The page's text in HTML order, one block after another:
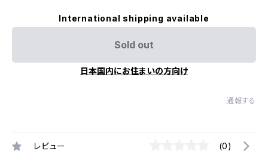
International shipping available
Sold out
日本国内にお住まいの方向け
通報する
レビュー (0)